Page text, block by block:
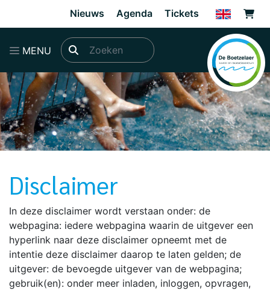
Direct naar de inhoud van de pagina
Nieuws Agenda Tickets
MENU
Disclaimer
In deze disclaimer wordt verstaan onder: de
webpagina: iedere webpagina waarin de uitgever een
hyperlink naar deze disclaimer opneemt met de
intentie deze disclaimer daarop te laten gelden; de
uitgever: de bevoegde uitgever van de webpagina;
gebruik(en): onder meer inladen, inloggen, opvragen,